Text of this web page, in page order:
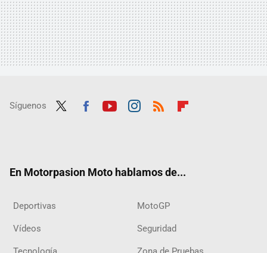
Síguenos
En Motorpasion Moto hablamos de...
Deportivas MotoGP
Vídeos Seguridad